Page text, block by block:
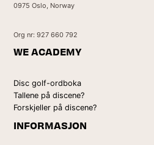
0975 Oslo, Norway
Org nr: 927 660 792
WE ACADEMY
Disc golf-ordboka
Tallene på discene?
Forskjeller på discene?
INFORMASJON